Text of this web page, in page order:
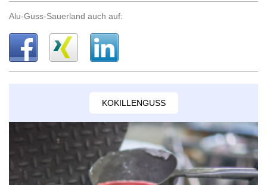
Alu-Guss-Sauerland auch auf:
KOKILLENGUSS